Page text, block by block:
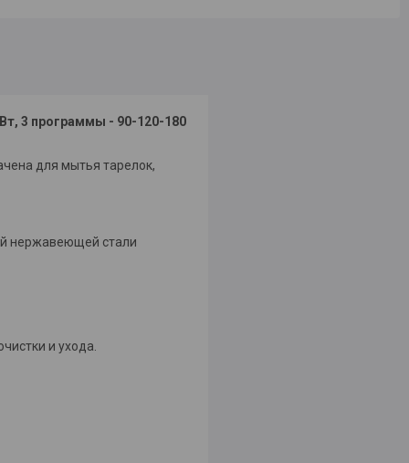
3 программы - 90-120-180
для мытья тарелок,
нержавеющей стали
и ухода.